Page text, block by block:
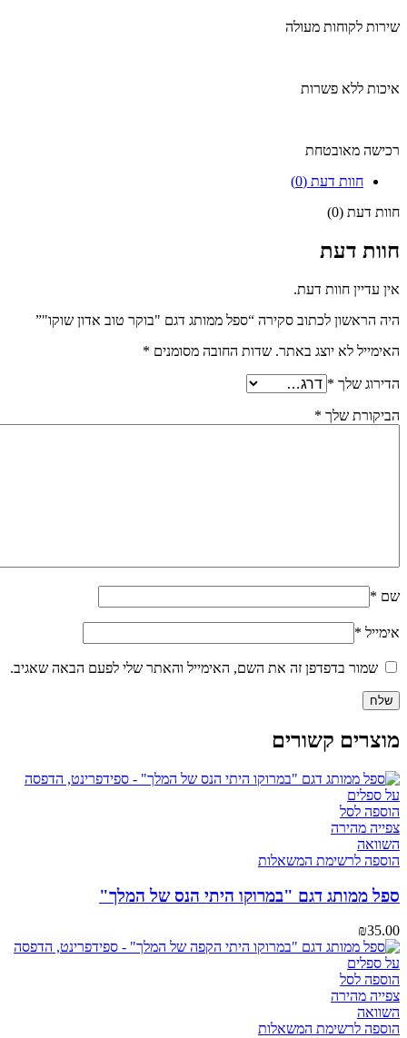
שירות לקוחות מעולה
איכות ללא פשרות
רכישה מאובטחת
חוות דעת (0)
חוות דעת (0)
חוות דעת
אין עדיין חוות דעת.
היה הראשון לכתוב סקירה “ספל ממותג דגם "בוקר טוב אדון שוקו"”
האימייל לא יוצג באתר. שדות החובה מסומנים *
הדירוג שלך *
הביקורת שלך *
שם *
אימייל *
שמור בדפדפן זה את השם, האימייל והאתר שלי לפעם הבאה שאגיב.
מוצרים קשורים
הוספה לסל
צפייה מהירה
השוואה
הוספה לרשימת המשאלות
ספל ממותג דגם "במרוקו היתי הנס של המלך"
₪35.00
הוספה לסל
צפייה מהירה
השוואה
הוספה לרשימת המשאלות